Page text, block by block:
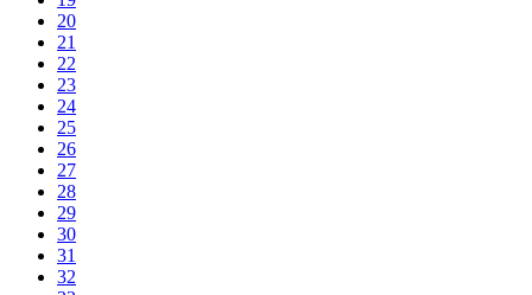
20
21
22
23
24
25
26
27
28
29
30
31
32